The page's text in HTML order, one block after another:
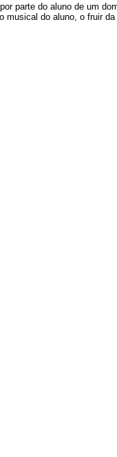
parte do aluno de um
do aluno, o fruir